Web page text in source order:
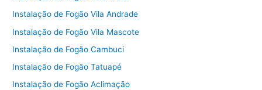
Instalação de Fogão Vila Andrade
Instalação de Fogão Vila Mascote
Instalação de Fogão Cambuci
Instalação de Fogão Tatuapé
Instalação de Fogão Aclimação